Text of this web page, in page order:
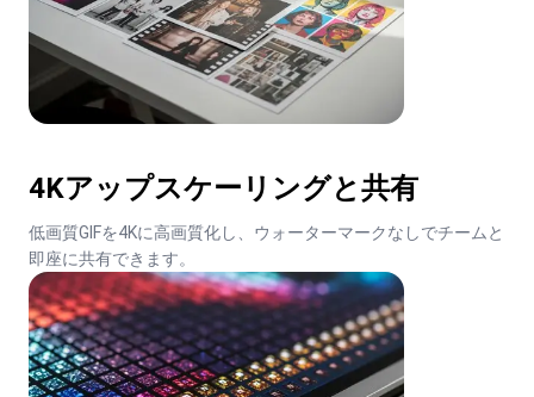
4Kアップスケーリングと共有
低画質GIFを4Kに高画質化し、ウォーターマークなしでチームと
即座に共有できます。